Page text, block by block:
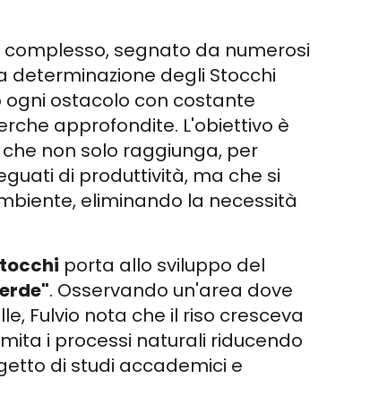
segnato da numerosi
determinazione degli Stocchi
ostacolo con costante
approfondite. L'obiettivo è
non solo raggiunga, per
di produttività, ma che si
eliminando la necessità
porta allo sviluppo del
. Osservando un'area dove
Fulvio nota che il riso cresceva
i processi naturali riducendo
di studi accademici e